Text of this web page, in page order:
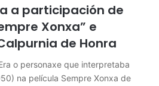
a participación de
Xonxa” e
de Honra
o personaxe que interpretaba
na película Sempre Xonxa de